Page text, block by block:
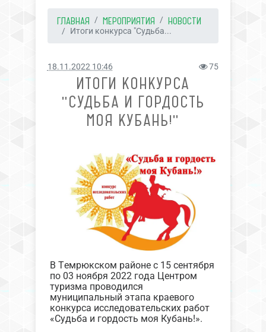
ГЛАВНАЯ МЕРОПРИЯТИЯ НОВОСТИ
Итоги конкурса "Судьба...
18.11.2022 10:46 75
ИТОГИ КОНКУРСА
"СУДЬБА И ГОРДОСТЬ
МОЯ КУБАНЬ!"
В Темрюкском районе с 15 сентября
по 03 ноября 2022 года Центром
туризма проводился
муниципальный этапа краевого
конкурса исследовательских работ
«Судьба и гордость моя Кубань!».